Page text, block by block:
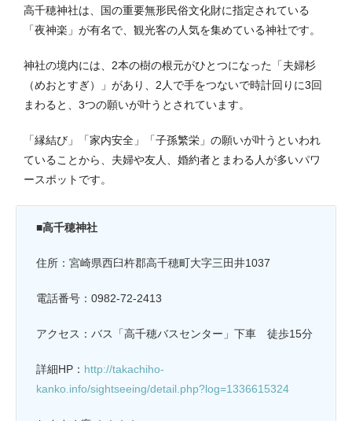
高千穂神社は、国の重要無形民俗文化財に指定されている
「夜神楽」が有名で、観光客の人気を集めている神社です。
神社の境内には、2本の樹の根元がひとつになった「夫婦杉
（めおとすぎ）」があり、2人で手をつないで時計回りに3回
まわると、3つの願いが叶うとされています。
「縁結び」「家内安全」「子孫繁栄」の願いが叶うといわれ
ていることから、夫婦や友人、婚約者とまわる人が多いパワ
ースポットです。
■高千穂神社
住所：宮崎県西臼杵郡高千穂町大字三田井1037
電話番号：0982-72-2413
アクセス：バス「高千穂バスセンター 」下車 徒歩15分
詳細HP： http://takachiho-
kanko.info/sightseeing/detail.php?log=1336615324